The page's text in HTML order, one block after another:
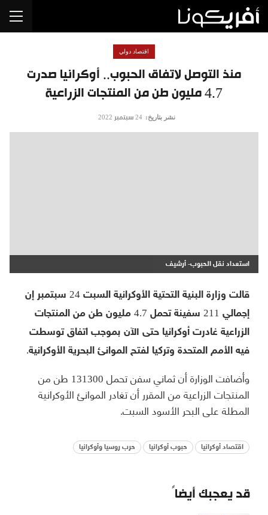
منذ التوصل لاتفاق الحبوب.. أوكرانيا صدرت
4.7 مليون طن من المنتجات الزراعية
اقتصاد دولي
نشر بتاريخ: 24 سبتمبر 2022
استعداد نقل الحبوب- أرشيف
قالت وزارة البنية التحتية الأوكرانية السبت 24 سبتمبر إن
إجمالي 211 سفينة تحمل 4.7 مليون طن من المنتجات
الزراعية غادرت أوكرانيا حتى الآن بموجب اتفاق توسطت
فيه الأمم المتحدة وتركيا لفتح الموانئ البحرية الأوكرانية.
وأضافت الوزارة أن ثماني سفن تحمل 131300 طن من
المنتجات الزراعية من المقرر أن تغادر الموانئ الأوكرانية
المطلة على البحر الأسود السبت.
اقتصاد أوكرانيا حبوب أوكرانيا حرب روسيا وأوكرانيا
قد يعجبك أيضاً